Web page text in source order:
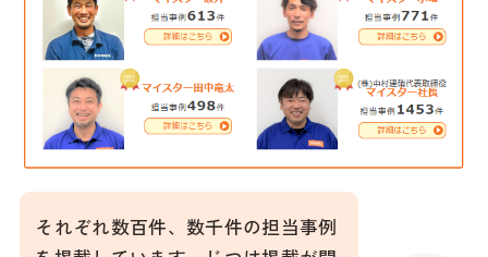
それぞれ数百件、数千件の担当事例